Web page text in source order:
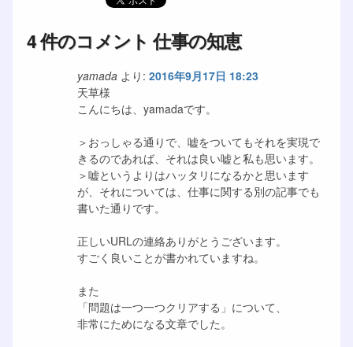
4 件のコメント 仕事の知恵
yamada より: 2016年9月17日 18:23
天草様
こんにちは、yamadaです。
＞おっしゃる通りで、嘘をついてもそれを実現で
きるのであれば、それは良い嘘と私も思います。
＞嘘というよりはハッタリになるかと思います
が、それについては、仕事に関する別の記事でも
書いた通りです。
正しいURLの連絡ありがとうございます。
すごく良いことが書かれていますね。
また
「問題は一つ一つクリアする」について、
非常にためになる文章でした。